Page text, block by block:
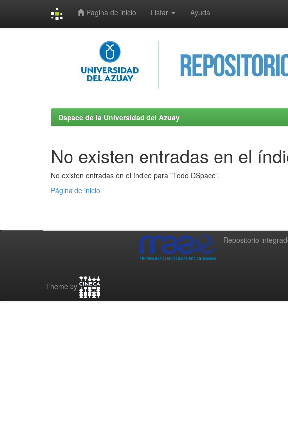
Página de inicio Listar Ayuda
Dspace de la Universidad del Azuay
No existen entradas en el
No existen entradas en el índice para "Todo DSpace".
Página de inicio
Repositorio
Theme by